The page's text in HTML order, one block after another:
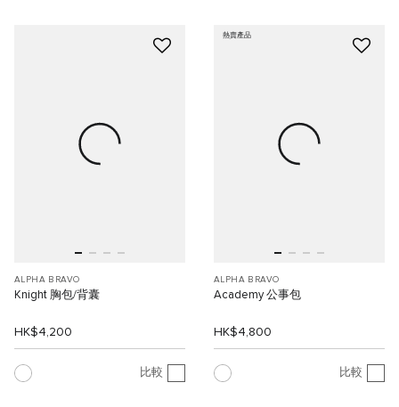
ALPHA BRAVO
Knight 胸包/背囊
HK$4,200
比較
熱賣產品
ALPHA BRAVO
Academy 公事包
HK$4,800
比較